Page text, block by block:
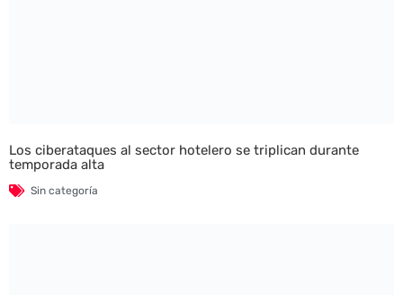
Los ciberataques al sector hotelero se triplican durante
temporada alta
Sin categoría